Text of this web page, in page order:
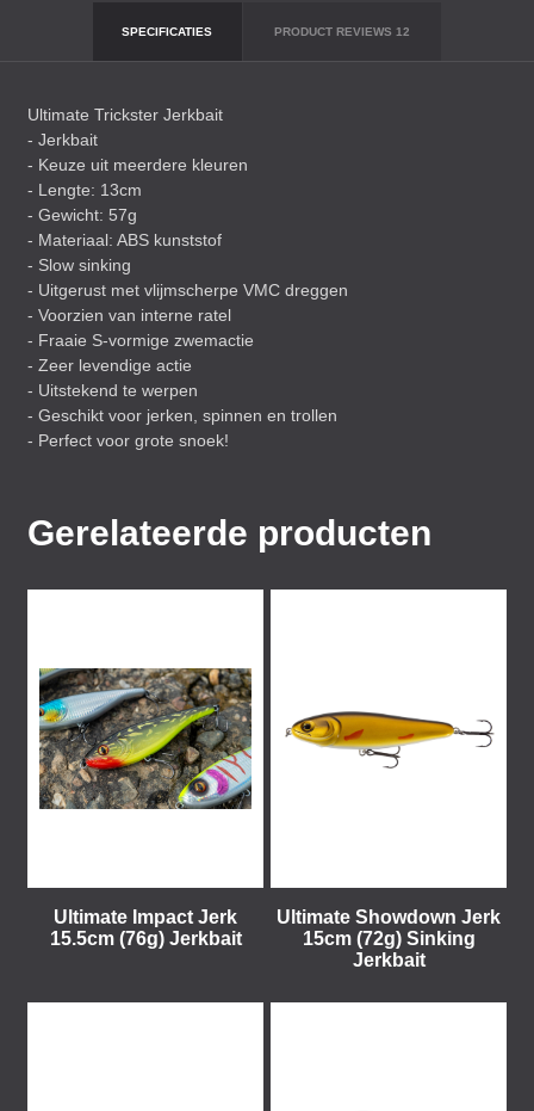
SPECIFICATIES PRODUCT REVIEWS 12
Ultimate Trickster Jerkbait
- Jerkbait
- Keuze uit meerdere kleuren
- Lengte: 13cm
- Gewicht: 57g
- Materiaal: ABS kunststof
- Slow sinking
- Uitgerust met vlijmscherpe VMC dreggen
- Voorzien van interne ratel
- Fraaie S-vormige zwemactie
- Zeer levendige actie
- Uitstekend te werpen
- Geschikt voor jerken, spinnen en trollen
- Perfect voor grote snoek!
Gerelateerde producten
Ultimate Impact Jerk
15.5cm (76g) Jerkbait
Ultimate Showdown Jerk
15cm (72g) Sinking
Jerkbait